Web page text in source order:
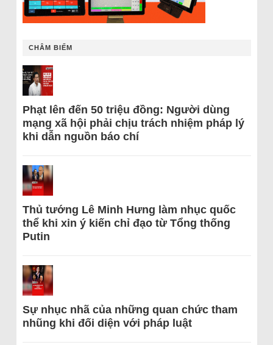
CHÂM BIẾM
Phạt lên đến 50 triệu đồng: Người dùng
mạng xã hội phải chịu trách nhiệm pháp lý
khi dẫn nguồn báo chí
Thủ tướng Lê Minh Hưng làm nhục quốc
thể khi xin ý kiến chỉ đạo từ Tổng thống
Putin
Sự nhục nhã của những quan chức tham
nhũng khi đối diện với pháp luật